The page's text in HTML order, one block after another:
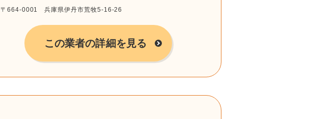
〒664-0001 兵庫県伊丹市荒牧5-16-26
この業者の詳細を見る